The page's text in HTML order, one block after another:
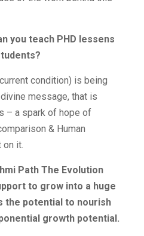
you teach PHD lessens
condition) is being
message, that is
– a spark of hope of
& Human
on it.
Path The Evolution
to grow into a huge
the potential to nourish
growth potential.